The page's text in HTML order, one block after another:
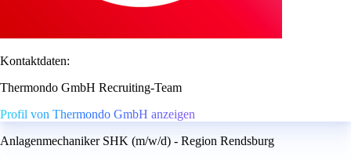
Kontaktdaten:
Thermondo GmbH Recruiting-Team
Profil von Thermondo GmbH anzeigen
Anlagenmechaniker SHK (m/w/d) - Region Rendsburg